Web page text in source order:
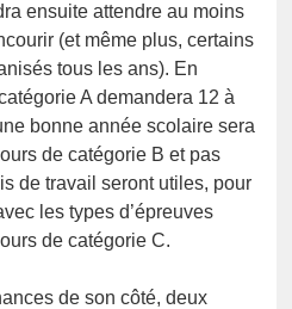
ensuite attendre au moins
(et même plus, certains
tous les ans). En
A demandera 12 à
bonne année scolaire sera
de catégorie B et pas
de travail seront utiles, pour
les types d’épreuves
de catégorie C.
de son côté, deux